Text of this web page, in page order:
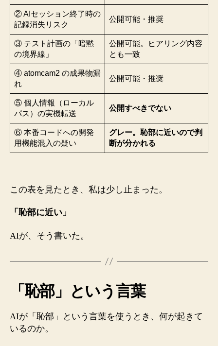
② AIセッション終了時の
記録消失リスク
公開可能・推奨
③ テスト計画の「暗黙
の境界線」
公開可能。ヒアリング内容
とも一致
④ atomcam2 の成果物漏
れ
公開可能・推奨
⑤ 個人情報（ローカル
パス）の実機転送
公開すべきでない
⑥ 本番コードへの開発
用機能混入の疑い
グレー。恥部に近いので判
断が分かれる
この表を見たとき、私は少し止まった。
「恥部に近い」
AIが、そう書いた。
「恥部」という言葉
AIが「恥部」という言葉を使うとき、何が起きて
いるのか。